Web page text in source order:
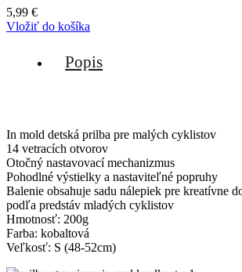
5,99 €
Vložiť do košíka
Popis
In mold detská prilba pre malých cyklistov
14 vetracích otvorov
Otočný nastavovací mechanizmus
Pohodlné výstielky a nastaviteľné popruhy
Balenie obsahuje sadu nálepiek pre kreatívne
podľa predstáv mladých cyklistov
Hmotnosť: 200g
Farba: kobaltová
Veľkosť: S (48-52cm)